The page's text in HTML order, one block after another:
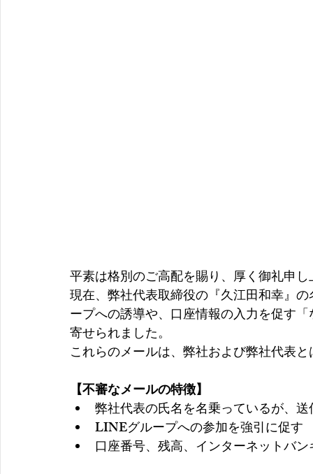
平素は格別のご高配を賜り、厚く御礼申
現在、弊社代表取締役の『久江田和幸』
ープへの誘導や、口座情報の入力を促す
寄せられました。
これらのメールは、弊社および弊社代表
【不審なメールの特徴】
弊社代表の氏名を名乗っているが、
LINEグループへの参加を強引に促す
口座番号、残高、インターネットバ